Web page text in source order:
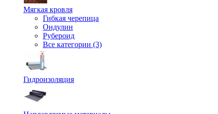
Мягкая кровля
Гибкая черепица
Ондулин
Рубероид
Все категории (3)
Гидроизоляция